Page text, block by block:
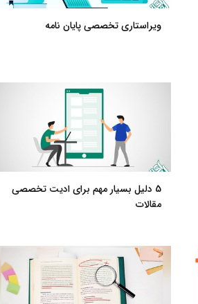
ویراستاری تخصصی پایان نامه
5 دلیل بسیار مهم برای ادیت تخصصی
مقالات